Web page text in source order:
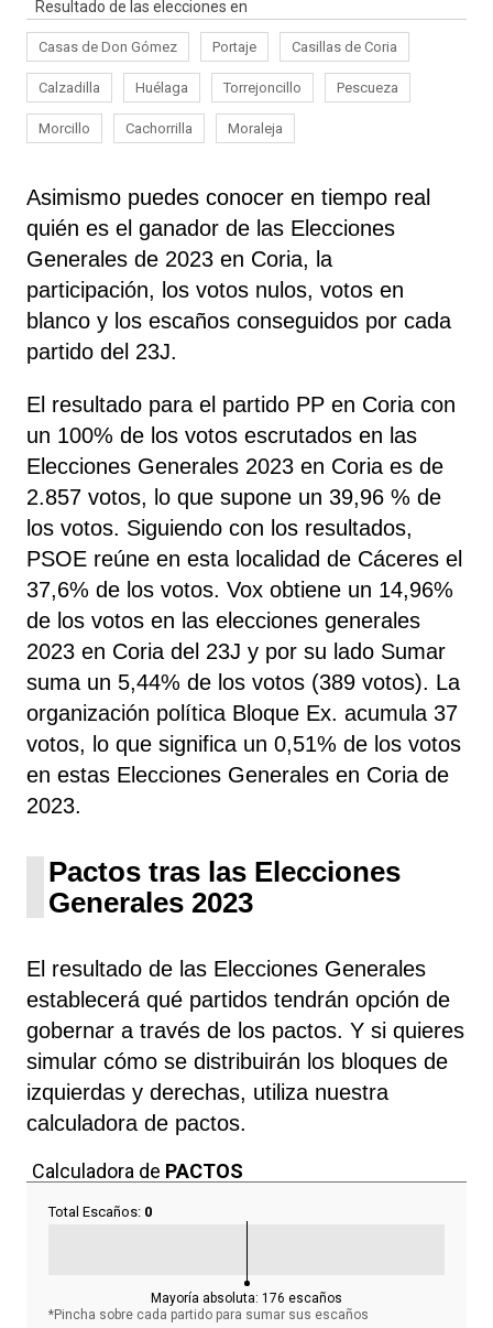
Resultado de las elecciones en
Casas de Don Gómez Portaje Casillas de Coria
Calzadilla Huélaga Torrejoncillo Pescueza
Morcillo Cachorrilla Moraleja
Asimismo puedes conocer en tiempo real
quién es el ganador de las Elecciones
Generales de 2023 en Coria, la
participación, los votos nulos, votos en
blanco y los escaños conseguidos por cada
partido del 23J.
El resultado para el partido PP en Coria con
un 100% de los votos escrutados en las
Elecciones Generales 2023 en Coria es de
2.857 votos, lo que supone un 39,96 % de
los votos. Siguiendo con los resultados,
PSOE reúne en esta localidad de Cáceres el
37,6% de los votos. Vox obtiene un 14,96%
de los votos en las elecciones generales
2023 en Coria del 23J y por su lado Sumar
suma un 5,44% de los votos (389 votos). La
organización política Bloque Ex. acumula 37
votos, lo que significa un 0,51% de los votos
en estas Elecciones Generales en Coria de
2023.
Pactos tras las Elecciones
Generales 2023
El resultado de las Elecciones Generales
establecerá qué partidos tendrán opción de
gobernar a través de los pactos. Y si quieres
simular cómo se distribuirán los bloques de
izquierdas y derechas, utiliza nuestra
calculadora de pactos.
Calculadora de PACTOS
Total Escaños: 0
Mayoría absoluta: 176 escaños
*Pincha sobre cada partido para sumar sus escaños